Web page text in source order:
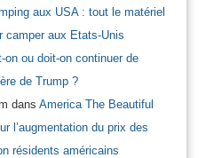
aux USA : tout le matériel
camper aux Etats-Unis
on ou doit-on continuer de
de Trump ?
dans America The Beautiful
l’augmentation du prix des
résidents américains